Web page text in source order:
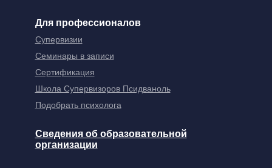
Сведения об образовательной
организации
Для профессионалов
Супервизии
Семинары в записи
Сертификация
Школа Супервизоров Псидваноль
Подобрать психолога